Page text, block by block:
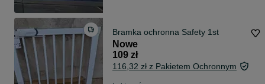
Bramka ochronna Safety 1st
Nowe
109 zł
116,32 zł z Pakietem Ochronnym